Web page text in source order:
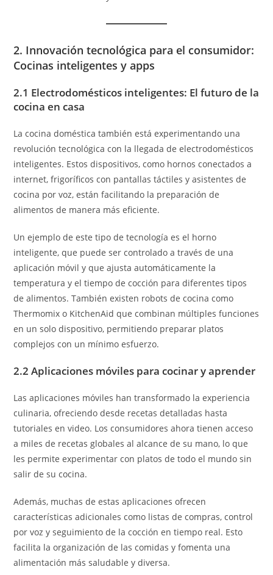
2. Innovación tecnológica para el consumidor:
Cocinas inteligentes y apps
2.1 Electrodomésticos inteligentes: El futuro de la
cocina en casa
La cocina doméstica también está experimentando una
revolución tecnológica con la llegada de electrodomésticos
inteligentes. Estos dispositivos, como hornos conectados a
internet, frigoríficos con pantallas táctiles y asistentes de
cocina por voz, están facilitando la preparación de
alimentos de manera más eficiente.
Un ejemplo de este tipo de tecnología es el horno
inteligente, que puede ser controlado a través de una
aplicación móvil y que ajusta automáticamente la
temperatura y el tiempo de cocción para diferentes tipos
de alimentos. También existen robots de cocina como
Thermomix o KitchenAid que combinan múltiples funciones
en un solo dispositivo, permitiendo preparar platos
complejos con un mínimo esfuerzo.
2.2 Aplicaciones móviles para cocinar y aprender
Las aplicaciones móviles han transformado la experiencia
culinaria, ofreciendo desde recetas detalladas hasta
tutoriales en video. Los consumidores ahora tienen acceso
a miles de recetas globales al alcance de su mano, lo que
les permite experimentar con platos de todo el mundo sin
salir de su cocina.
Además, muchas de estas aplicaciones ofrecen
características adicionales como listas de compras, control
por voz y seguimiento de la cocción en tiempo real. Esto
facilita la organización de las comidas y fomenta una
alimentación más saludable y diversa.